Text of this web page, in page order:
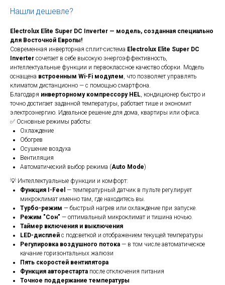
Нашли дешевле?
Electrolux Elite Super DC Inverter — модель, созданная специально
для Восточной Европы!
Современная инверторная сплит-система Electrolux Elite Super DC
Inverter сочетает в себе высокую энергоэффективность,
интеллектуальные функции и первоклассное качество сборки. Модель
оснащена встроенным Wi-Fi модулем, что позволяет управлять
климатом дистанционно — с помощью смартфона.
Благодаря инверторному компрессору HEL, кондиционер быстро и
точно достигает заданной температуры, работает тише и экономит
электроэнергию. Идеальное решение для дома, квартиры или офиса.
✅ Основные режимы работы:
Охлаждение
Обогрев
Осушение воздуха
Вентиляция
Автоматический выбор режима (Auto Mode)
💡 Интеллектуальные функции и комфорт:
Функция I-Feel — температурный датчик в пульте регулирует
микроклимат именно там, где находитесь вы.
Турбо-режим — быстрый нагрев или охлаждение при запуске.
Режим "Сон" — оптимальный микроклимат и тишина ночью.
Таймер включения и выключения
LED-дисплей с подсветкой и отображением текущей температуры
Регулировка воздушного потока — в том числе автоматическое
качание горизонтальных жалюзи
Пять скоростей вентилятора
Функция авторестарта после отключения питания
Точное поддержание температуры